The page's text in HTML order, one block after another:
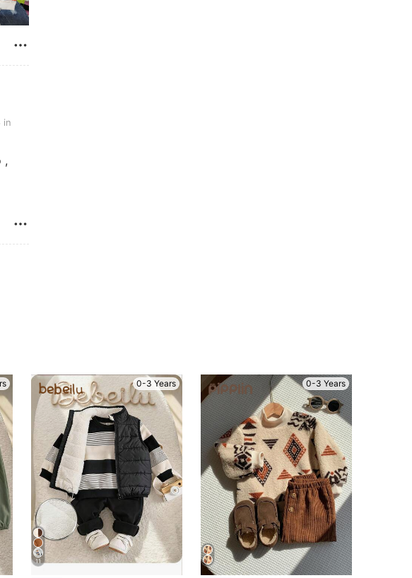
Cintura: 71 cm / 28 in, Color: Multicolor, Talla: 3-6M
in
,
0-3 Years
11
0-3 Years